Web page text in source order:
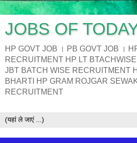
JOBS OF
HP GOVT JOB । PB GOVT JOB ।
RECRUITMENT HP LT
JBT BATCH WISE RECRUITMENT
BHARTI HP GRAM ROJGAR
RECRUITMENT